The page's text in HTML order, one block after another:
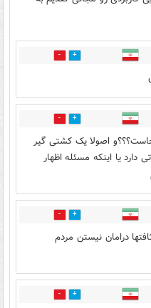
116
41
اصولا یک کشتی گیر
دارد یا اینکه مسئله اظهار
34
درامان نیستن مردم
18